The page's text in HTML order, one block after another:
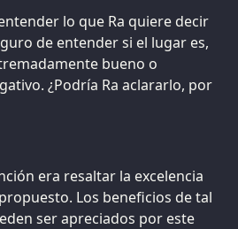
lo que Ra quiere decir
de entender si el lugar es,
bueno o
¿Podría Ra aclararlo, por
era resaltar la excelencia
Los beneficios de tal
ser apreciados por este